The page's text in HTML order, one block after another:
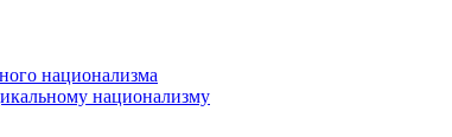
национализма
национализму